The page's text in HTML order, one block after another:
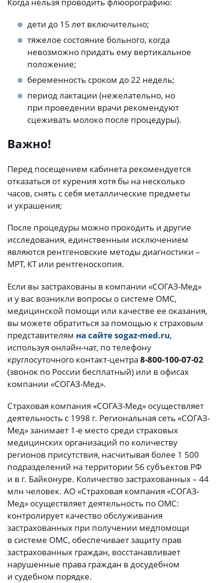
дети до 15 лет включительно;
тяжелое состояние больного, когда
невозможно придать ему вертикальное
положение;
беременность сроком до 22 недель;
период лактации (нежелательно, но
при проведении врачи рекомендуют
сцеживать молоко после процедуры).
Важно!
Перед посещением кабинета рекомендуется
отказаться от курения хотя бы на несколько
часов, снять с себя металлические предметы
и украшения;
После процедуры можно проходить и другие
исследования, единственным исключением
являются рентгеновские методы диагностики –
МРТ, КТ или рентгеноскопия.
Если вы застрахованы в компании «СОГАЗ-Мед»
и у вас возникли вопросы о системе ОМС,
медицинской помощи или качестве ее оказания,
вы можете обратиться за помощью к страховым
представителям на сайте sogaz-med.ru,
используя онлайн-чат, по телефону
круглосуточного контакт-центра 8-800-100-07-02
(звонок по России бесплатный) или в офисах
компании «СОГАЗ-Мед».
Страховая компания «СОГАЗ-Мед» осуществляет
деятельность с 1998 г. Региональная сеть «СОГАЗ-
Мед» занимает 1-е место среди страховых
медицинских организаций по количеству
регионов присутствия, насчитывая более 1 500
подразделений на территории 56 субъектов РФ
и в г. Байконуре. Количество застрахованных – 44
млн человек. АО «Страховая компания «СОГАЗ-
Мед» осуществляет деятельность по ОМС:
контролирует качество обслуживания
застрахованных при получении медпомощи
в системе ОМС, обеспечивает защиту прав
застрахованных граждан, восстанавливает
нарушенные права граждан в досудебном
и судебном порядке.